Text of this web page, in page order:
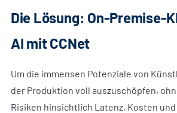
Die Lösung: On-Premise-
AI mit CCNet
Um die immensen Potenziale von
der Produktion voll auszuschöpfen,
Risiken hinsichtlich Latenz, Kosten